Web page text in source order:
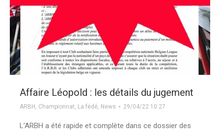
Affaire Léopold : les détails du jugement
ARBH , Championnat, La fédé, News 29/04/22 10:27
L’ARBH a été rapide et complète dans ce dossier des